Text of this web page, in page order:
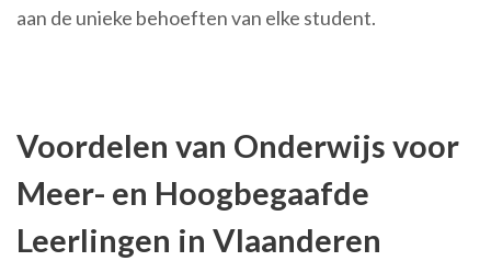
aan de unieke behoeften van elke student.
Voordelen van Onderwijs voor
Meer- en Hoogbegaafde
Leerlingen in Vlaanderen